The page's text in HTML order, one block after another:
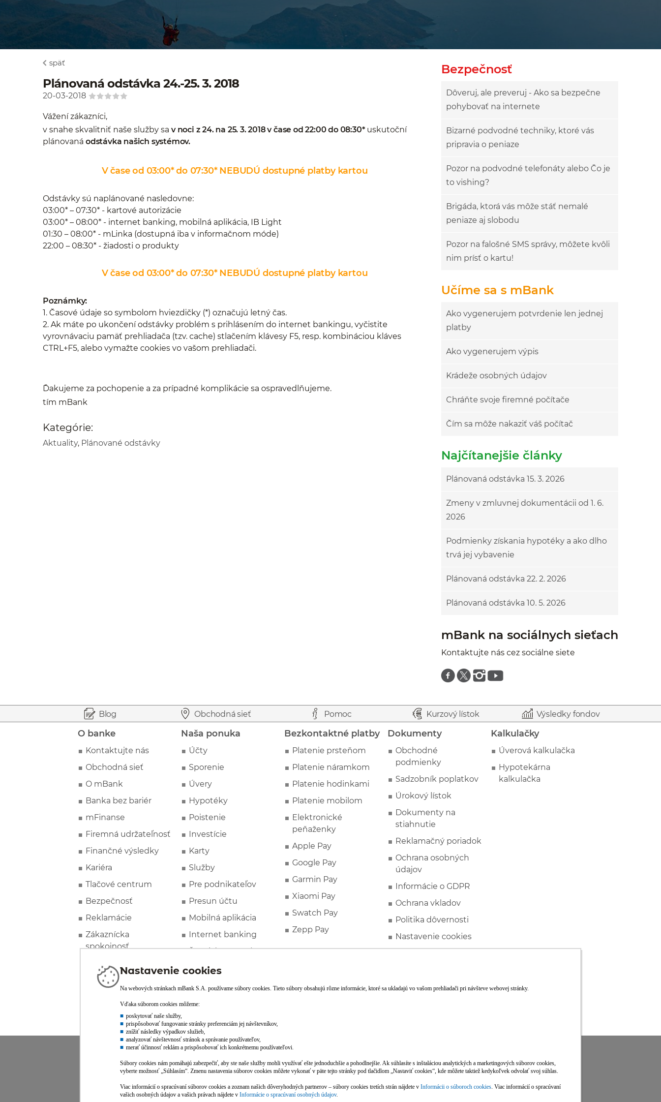
späť
Plánovaná odstávka 24.-25. 3. 2018
20-03-2018
Vážení zákazníci,
v snahe skvalitniť naše služby sa v noci z 24. na 25. 3. 2018 v čase od 22:00 do 08:30*uskutoční
plánovaná odstávka našich systémov.
V čase od 03:00* do 07:30* NEBUDÚ dostupné platby kartou
Odstávky sú naplánované nasledovne:
03:00* – 07:30* - kartové autorizácie
03:00* – 08:00* - internet banking, mobilná aplikácia, IB Light
01:30 – 08:00* - mLinka (dostupná iba v informačnom móde)
22:00 – 08:30* - žiadosti o produkty
V čase od 03:00* do 07:30* NEBUDÚ dostupné platby kartou
Poznámky:
1. Časové údaje so symbolom hviezdičky (*) označujú letný čas.
2. Ak máte po ukončení odstávky problém s prihlásením do internet bankingu, vyčistite
vyrovnávaciu pamäť prehliadača (tzv. cache) stlačením klávesy F5, resp. kombináciou kláves
CTRL+F5, alebo vymažte cookies vo vašom prehliadači.
Ďakujeme za pochopenie a za prípadné komplikácie sa ospravedlňujeme.
tím mBank
Kategórie:
Aktuality, Plánované odstávky
Bezpečnosť
Dôveruj, ale preveruj - Ako sa bezpečne
pohybovať na internete
Bizarné podvodné techniky, ktoré vás
pripravia o peniaze
Pozor na podvodné telefonáty alebo Čo je
to vishing?
Brigáda, ktorá vás môže stáť nemalé
peniaze aj slobodu
Pozor na falošné SMS správy, môžete kvôli
nim prísť o kartu!
Učíme sa s mBank
Ako vygenerujem potvrdenie len jednej
platby
Ako vygenerujem výpis
Krádeže osobných údajov
Chráňte svoje firemné počítače
Čím sa môže nakaziť váš počítač
Najčítanejšie články
Plánovaná odstávka 15. 3. 2026
Zmeny v zmluvnej dokumentácii od 1. 6.
2026
Podmienky získania hypotéky a ako dlho
trvá jej vybavenie
Plánovaná odstávka 22. 2. 2026
Plánovaná odstávka 10. 5. 2026
mBank na sociálnych sieťach
Kontaktujte nás cez sociálne siete
Znajdź nas na facebooku
Znajdź nas na twitterze
Znajdź nas na instagramie
Znajdź nas na youtube
Blog Obchodná sieť Pomoc Kurzový lístok Výsledky fondov
O banke
Kontaktujte nás
Obchodná sieť
O mBank
Banka bez bariér
mFinanse
Firemná udržateľnosť
Finančné výsledky
Kariéra
Tlačové centrum
Bezpečnosť
Reklamácie
Zákaznícka
spokojnosť
Naša ponuka
Účty
Sporenie
Úvery
Hypotéky
Poistenie
Investície
Karty
Služby
Pre podnikateľov
Presun účtu
Mobilná aplikácia
Internet banking
Špeciálne ponuky
Bezkontaktné platby
Platenie prsteňom
Platenie náramkom
Platenie hodinkami
Platenie mobilom
Elektronické
peňaženky
Apple Pay
Google Pay
Garmin Pay
Xiaomi Pay
Swatch Pay
Zepp Pay
Dokumenty
Obchodné
podmienky
Sadzobník poplatkov
Úrokový lístok
Dokumenty na
stiahnutie
Reklamačný poriadok
Ochrana osobných
údajov
Informácie o GDPR
Ochrana vkladov
Politika dôvernosti
Nastavenie cookies
Kalkulačky
Úverová kalkulačka
Hypotekárna
kalkulačka
Viac informácií